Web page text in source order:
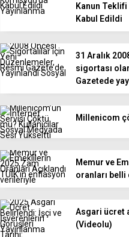
Kanun
Kabul Edildi
31 Aralık
sigortası
Gazetede
Millenicom
Memur ve
oranları belli
Asgari ücret
(Videolu)